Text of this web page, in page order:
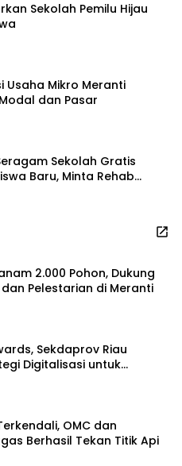
Sekolah Pemilu Hijau
Usaha Mikro Meranti
dan Pasar
Sekolah Gratis
Baru, Minta Rehab
Dikurangi
2.000 Pohon, Dukung
Pelestarian di Meranti
Sekdaprov Riau
Digitalisasi untuk
Publik
OMC dan
Berhasil Tekan Titik Api